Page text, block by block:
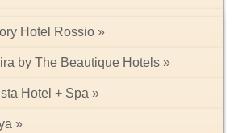
Hotel Rossio
by The Beautique Hotels
Hotel + Spa